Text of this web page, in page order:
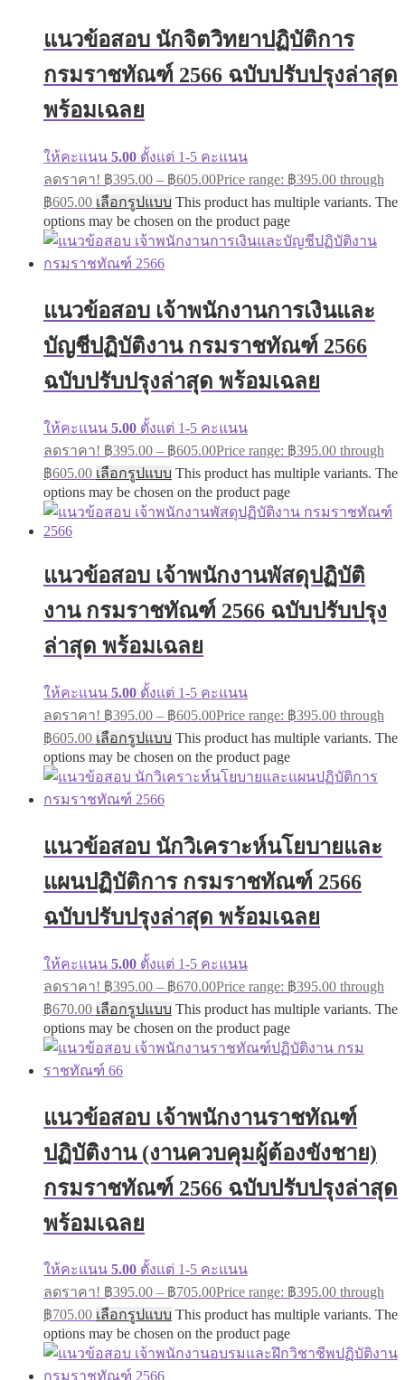
แนวข้อสอบ นักจิตวิทยาปฏิบัติการ
กรมราชทัณฑ์ 2566 ฉบับปรับปรุงล่าสุด
พร้อมเฉลย
ให้คะแนน 5.00 ตั้งแต่ 1-5 คะแนน
ลดราคา! ฿395.00 – ฿605.00Price range: ฿395.00 through
฿605.00 เลือกรูปแบบ This product has multiple variants. The
options may be chosen on the product page
แนวข้อสอบ เจ้าพนักงานการเงินและ
บัญชีปฏิบัติงาน กรมราชทัณฑ์ 2566
ฉบับปรับปรุงล่าสุด พร้อมเฉลย
ให้คะแนน 5.00 ตั้งแต่ 1-5 คะแนน
ลดราคา! ฿395.00 – ฿605.00Price range: ฿395.00 through
฿605.00 เลือกรูปแบบ This product has multiple variants. The
options may be chosen on the product page
แนวข้อสอบ เจ้าพนักงานพัสดุปฏิบัติ
งาน กรมราชทัณฑ์ 2566 ฉบับปรับปรุง
ล่าสุด พร้อมเฉลย
ให้คะแนน 5.00 ตั้งแต่ 1-5 คะแนน
ลดราคา! ฿395.00 – ฿605.00Price range: ฿395.00 through
฿605.00 เลือกรูปแบบ This product has multiple variants. The
options may be chosen on the product page
แนวข้อสอบ นักวิเคราะห์นโยบายและ
แผนปฏิบัติการ กรมราชทัณฑ์ 2566
ฉบับปรับปรุงล่าสุด พร้อมเฉลย
ให้คะแนน 5.00 ตั้งแต่ 1-5 คะแนน
ลดราคา! ฿395.00 – ฿670.00Price range: ฿395.00 through
฿670.00 เลือกรูปแบบ This product has multiple variants. The
options may be chosen on the product page
แนวข้อสอบ เจ้าพนักงานราชทัณฑ์
ปฏิบัติงาน (งานควบคุมผู้ต้องขังชาย)
กรมราชทัณฑ์ 2566 ฉบับปรับปรุงล่าสุด
พร้อมเฉลย
ให้คะแนน 5.00 ตั้งแต่ 1-5 คะแนน
ลดราคา! ฿395.00 – ฿705.00Price range: ฿395.00 through
฿705.00 เลือกรูปแบบ This product has multiple variants. The
options may be chosen on the product page